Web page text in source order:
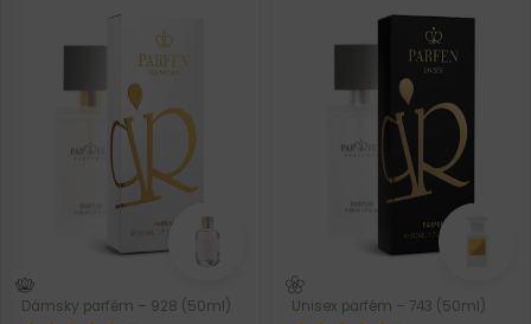
Dámsky parfém – 928 (50ml)
Unisex parfém – 743 (50ml)